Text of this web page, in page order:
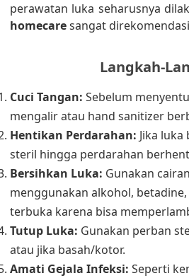
perawatan luka seharusnya
homecaresangat
Langkah-
Cuci Tangan: Sebelum
mengalir atau hand sanitizer
Hentikan Perdarahan: Jika
steril hingga perdarahan
Bersihkan Luka: Gunakan
menggunakan alkohol,
terbuka karena bisa
Tutup Luka: Gunakan perban
atau jika basah/kotor.
Amati Gejala Infeksi: Seperti